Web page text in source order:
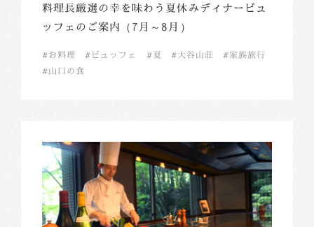
料理長厳選の幸を味わう夏休みディナービュ
ッフェのご案内（7月～8月）
お料理 ビュッフェ 夏 大谷山荘
家族旅行
山口の食